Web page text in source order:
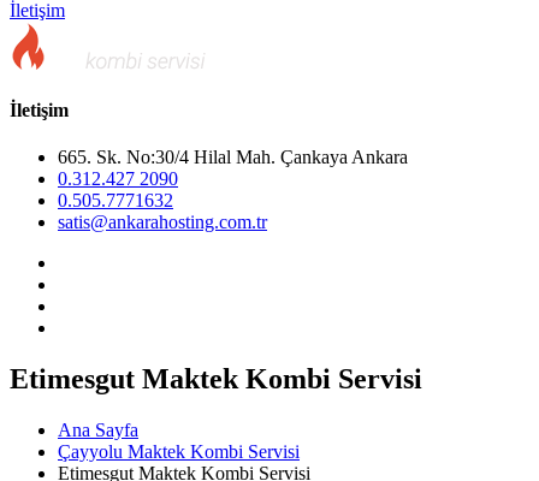
İletişim
İletişim
665. Sk. No:30/4 Hilal Mah. Çankaya Ankara
0.312.427 2090
0.505.7771632
satis@ankarahosting.com.tr
Etimesgut Maktek Kombi Servisi
Ana Sayfa
Çayyolu Maktek Kombi Servisi
Etimesgut Maktek Kombi Servisi